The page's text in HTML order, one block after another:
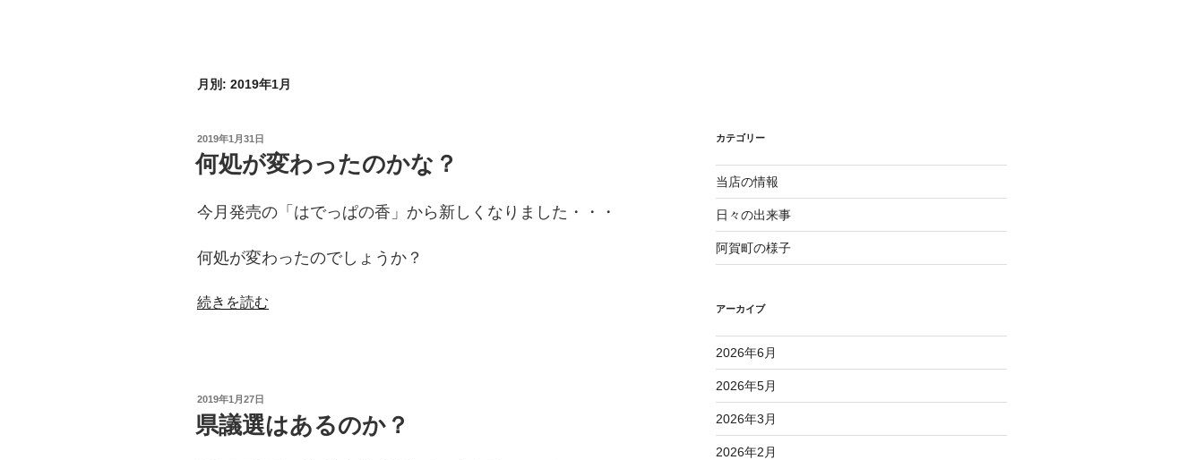
月別: 2019年1月
投
稿
日:
2019年1月31日
何処が変わったのかな？
今月発売の「はでっぱの香」から新しくなりました・・・
何処が変わったのでしょうか？
“何
た
続きを読む
投
稿
日:
2019年1月27日
県議選はあるのか？
カテゴリー
当店の情報
日々の出来事
阿賀町の様子
アーカイブ
2026年6月
2026年5月
2026年3月
2026年2月